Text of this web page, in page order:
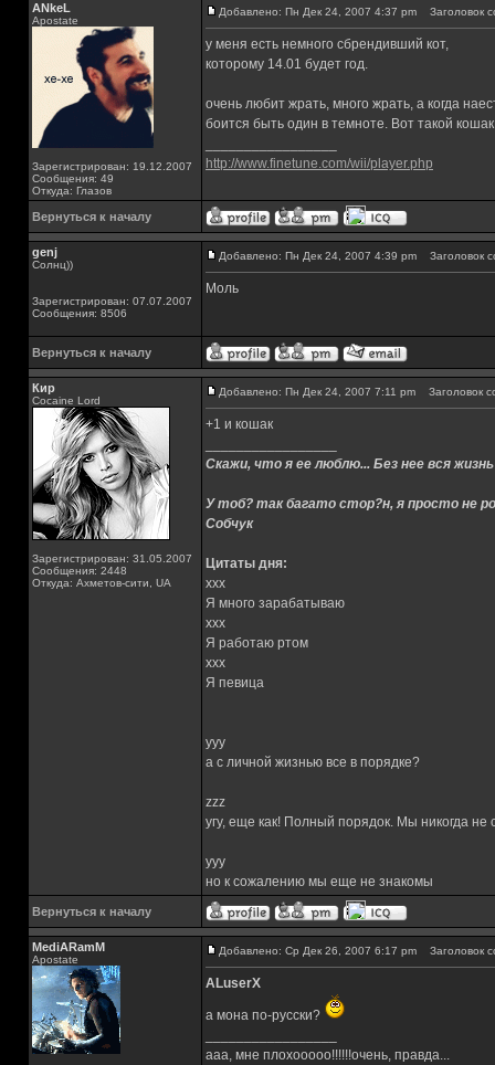
ANkeL
Apostate
Зарегистрирован: 19.12.2007
Сообщения: 49
Откуда: Глазов
Добавлено: Пн Дек 24, 2007 4:37 pm Заголовок
у меня есть немного сбрендивший кот,
которому 14.01 будет год.
очень любит жрать, много жрать, а когда
боится быть один в темноте. Вот такой
http://www.finetune.com/wii/player.php
Вернуться к началу
genj
Солнц))
Зарегистрирован: 07.07.2007
Сообщения: 8506
Добавлено: Пн Дек 24, 2007 4:39 pm Заголовок
Моль
Вернуться к началу
Кир
Cocaine Lord
Зарегистрирован: 31.05.2007
Сообщения: 2448
Откуда: Ахметов-сити, UA
Добавлено: Пн Дек 24, 2007 7:11 pm Заголовок
+1 и кошак
Скажи, что я ее люблю... Без нее вся
У тоб? так багато стор?н, я просто не
Собчук
Цитаты дня:
xxx
Я много зарабатываю
xxx
Я работаю ртом
xxx
Я певица
yyy
а с личной жизнью все в порядке?
zzz
угу, еще как! Полный порядок. Мы никогда
yyy
но к сожалению мы еще не знакомы
Вернуться к началу
MediARamM
Apostate
Добавлено: Ср Дек 26, 2007 6:17 pm Заголовок
ALuserX
а мона по-русски?
ааа, мне плохооооо!!!!!!очень, правда...